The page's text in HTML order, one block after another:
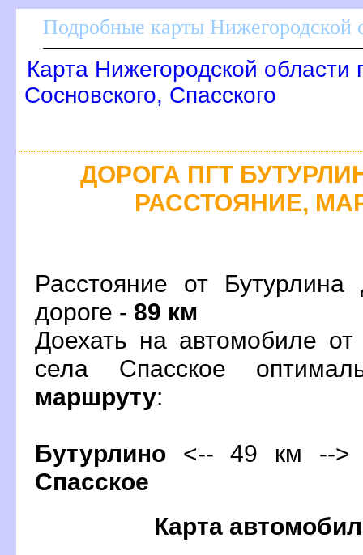
Подробные карты Нижегородской
Карта Нижегородской области
Сосновского, Спасского
ДОРОГА ПГТ
РАССТОЯНИЕ,
Расстояние от
дороге - 89 км
Доехать на автомобиле
села Спасское
маршруту:
Бутурлино <-- 49 км -->
Спасское
Карта